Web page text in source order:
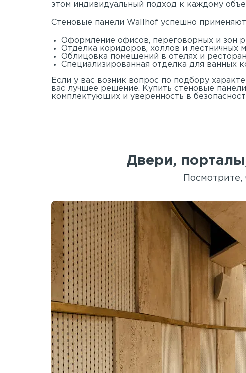
этом индивидуальный подход к каждому
Стеновые панели Wallhof успешно
Оформление офисов, переговорных и зон
Отделка коридоров, холлов и лестничных
Облицовка помещений в отелях и
Специализированная отделка для ванных
Если у вас возник вопрос по подбору
вас лучшее решение. Купить стеновые
комплектующих и уверенность в
Двери,